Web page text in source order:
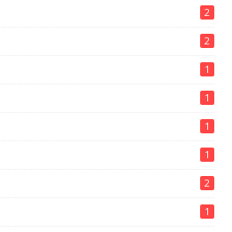
2
2
1
1
1
1
2
1